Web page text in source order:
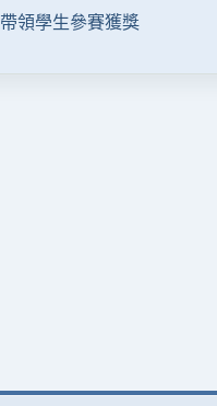
帶領學生參賽獲獎